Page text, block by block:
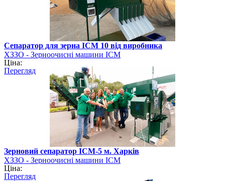
Сепаратор для зерна ІСМ 10 від виробника
ХЗЗО - Зерноочисні машини ІСМ
Ціна:
Перегляд
Зерновий сепаратор ІСМ-5 м. Харків
ХЗЗО - Зерноочисні машини ІСМ
Ціна:
Перегляд